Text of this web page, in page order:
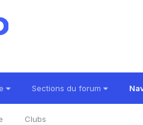
Sections du forum
Clubs